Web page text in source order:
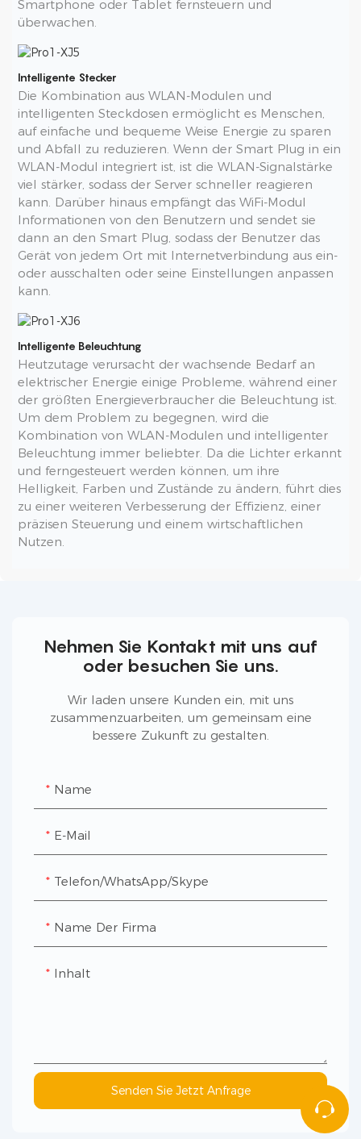
Smartphone oder Tablet fernsteuern und
überwachen.
Intelligente Stecker
Die Kombination aus WLAN-Modulen und
intelligenten Steckdosen ermöglicht es Menschen,
auf einfache und bequeme Weise Energie zu sparen
und Abfall zu reduzieren. Wenn der Smart Plug in ein
WLAN-Modul integriert ist, ist die WLAN-Signalstärke
viel stärker, sodass der Server schneller reagieren
kann. Darüber hinaus empfängt das WiFi-Modul
Informationen von den Benutzern und sendet sie
dann an den Smart Plug, sodass der Benutzer das
Gerät von jedem Ort mit Internetverbindung aus ein-
oder ausschalten oder seine Einstellungen anpassen
kann.
Intelligente Beleuchtung
Heutzutage verursacht der wachsende Bedarf an
elektrischer Energie einige Probleme, während einer
der größten Energieverbraucher die Beleuchtung ist.
Um dem Problem zu begegnen, wird die
Kombination von WLAN-Modulen und intelligenter
Beleuchtung immer beliebter. Da die Lichter erkannt
und ferngesteuert werden können, um ihre
Helligkeit, Farben und Zustände zu ändern, führt dies
zu einer weiteren Verbesserung der Effizienz, einer
präzisen Steuerung und einem wirtschaftlichen
Nutzen.
Nehmen Sie Kontakt mit uns auf
oder besuchen Sie uns.
Wir laden unsere Kunden ein, mit uns
zusammenzuarbeiten, um gemeinsam eine
bessere Zukunft zu gestalten.
Name
E-Mail
Telefon/WhatsApp/Skype
Name Der Firma
Inhalt
Senden Sie Jetzt Anfrage